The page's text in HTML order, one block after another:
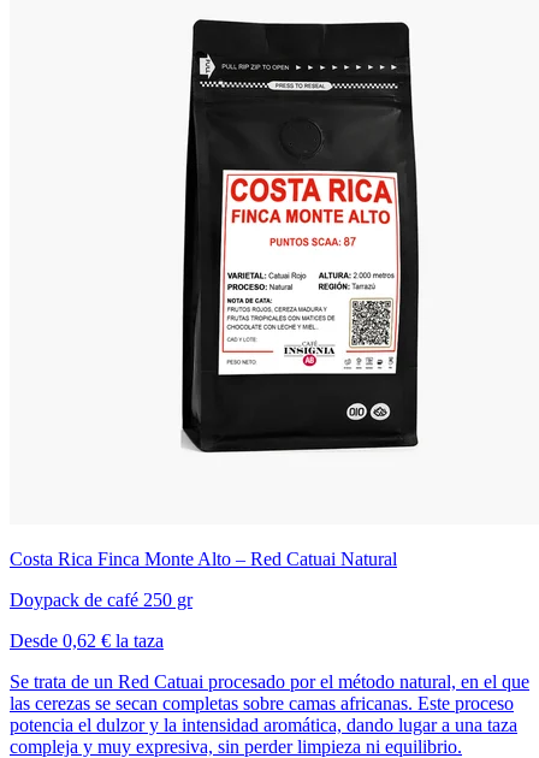
Costa Rica Finca Monte Alto – Red Catuai Natural
Doypack de café 250 gr
Desde 0,62 € la taza
Se trata de un Red Catuai procesado por el método natural, en el que
las cerezas se secan completas sobre camas africanas. Este proceso
potencia el dulzor y la intensidad aromática, dando lugar a una taza
compleja y muy expresiva, sin perder limpieza ni equilibrio.